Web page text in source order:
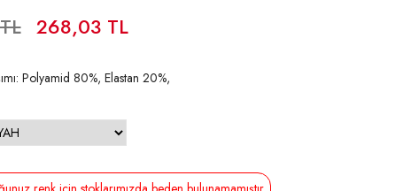
268,03 TL
Polyamid 80%, Elastan 20%,